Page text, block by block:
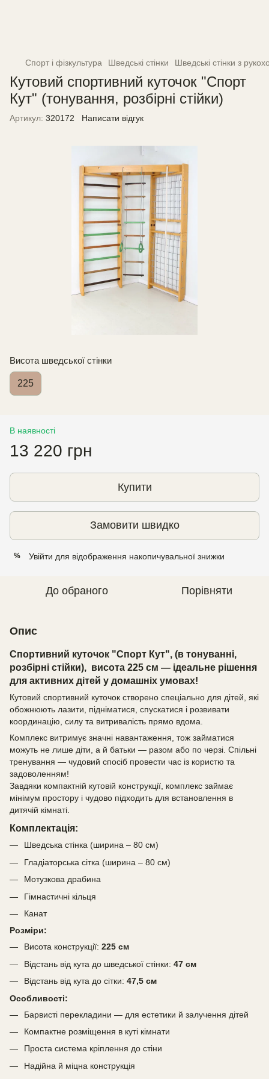
Спорт і фізкультура Шведські стінки Шведські стінки з
Кутовий спортивний куточок "Спорт
Кут" (тонування, розбірні стійки)
Артикул: 320172 Написати відгук
Висота шведської стінки
225
В наявності
13 220 грн
Купити
Замовити швидко
% Увійти для відображення накопичувальної знижки
До обраного Порівняти
Опис
Спортивний куточок "Спорт Кут", (в тонуванні,
розбірні стійки), висота 225 см — ідеальне рішення
для активних дітей у домашніх умовах!
Кутовий спортивний куточок створено спеціально для дітей, які
обожнюють лазити, підніматися, спускатися і розвивати
координацію, силу та витривалість прямо вдома.
Комплекс витримує значні навантаження, тож займатися
можуть не лише діти, а й батьки — разом або по черзі. Спільні
тренування — чудовий спосіб провести час із користю та
задоволенням!
Завдяки компактній кутовій конструкції, комплекс займає
мінімум простору і чудово підходить для встановлення в
дитячій кімнаті.
Комплектація:
Шведська стінка (ширина – 80 см)
Гладіаторська сітка (ширина – 80 см)
Мотузкова драбина
Гімнастичні кільця
Канат
Розміри:
Висота конструкції: 225 см
Відстань від кута до шведської стінки: 47 см
Відстань від кута до сітки: 47,5 см
Особливості:
Барвисті перекладини — для естетики й залучення дітей
Компактне розміщення в куті кімнати
Проста система кріплення до стіни
Надійна й міцна конструкція